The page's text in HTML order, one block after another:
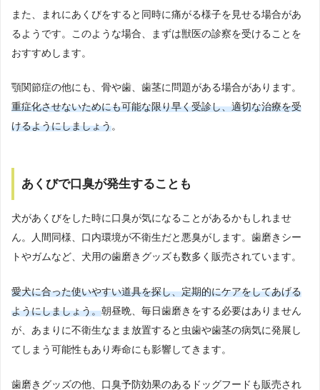
また、まれにあくびをすると同時に痛がる様子を見せる場合があ
るようです。このような場合、まずは獣医の診察を受けることを
おすすめします。
顎関節症の他にも、骨や歯、歯茎に問題がある場合があります。
重症化させないためにも可能な限り早く受診し、適切な治療を受
けるようにしましょう。
あくびで口臭が発生することも
犬があくびをした時に口臭が気になることがあるかもしれませ
ん。人間同様、口内環境が不衛生だと悪臭がします。歯磨きシー
トやガムなど、犬用の歯磨きグッズも数多く販売されています。
愛犬に合った使いやすい道具を探し、定期的にケアをしてあげる
ようにしましょう。朝昼晩、毎日歯磨きをする必要はありません
が、あまりに不衛生なまま放置すると虫歯や歯茎の病気に発展し
てしまう可能性もあり寿命にも影響してきます。
歯磨きグッズの他、口臭予防効果のあるドッグフードも販売され